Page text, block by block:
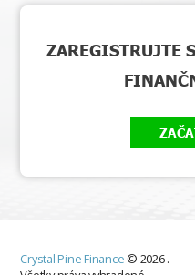
ZAREGISTRUJTE
Crystal Pine Finance © 2026.